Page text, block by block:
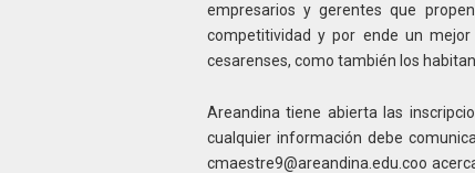
empresarios y gerentes que
competitividad y por ende un
cesarenses, como también los
Areandina tiene abierta las
cualquier información debe
cmaestre9@areandina.edu.coo